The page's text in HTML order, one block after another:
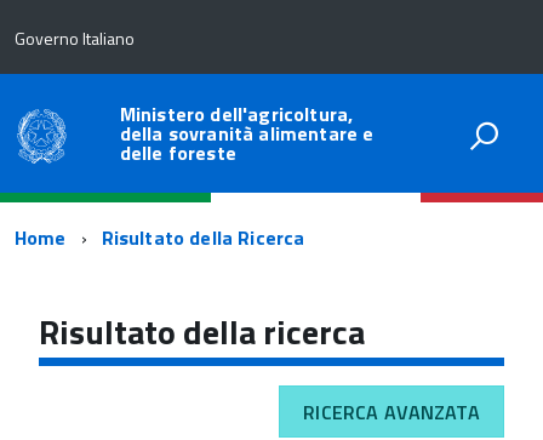
Governo Italiano
Ministero dell'agricoltura,
della sovranità alimentare e
delle foreste
Percorso
navigazione
Home Risultato della Ricerca
Risultato della ricerca
RICERCA AVANZATA